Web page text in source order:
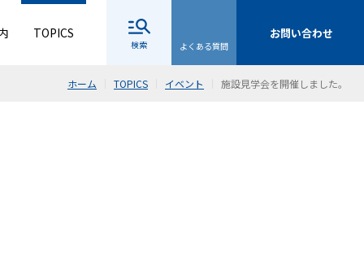
TOPICS
検索 よくある質問
お問い合わせ
ホーム TOPICS イベント 施設見学会を開催しました。